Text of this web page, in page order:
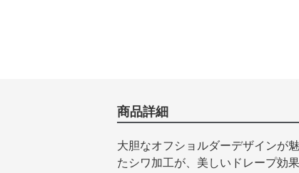
商品詳細
大胆なオフショルダーデザインが
たシワ加工が、美しいドレープ効